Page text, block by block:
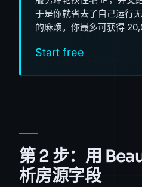
于是你就省去了自己运行
的麻烦。你最多可获得
Start free
第 2 步：用
析房源字段